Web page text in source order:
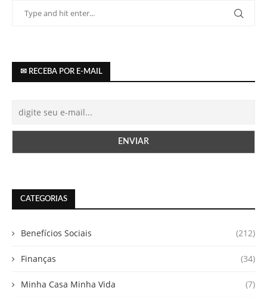
✉ RECEBA POR E-MAIL
CATEGORIAS
Benefícios Sociais (212)
Finanças (34)
Minha Casa Minha Vida (7)